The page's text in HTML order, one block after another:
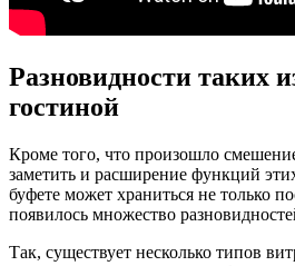
Разновидности таких
гостиной
Кроме того, что произошло
заметить и расширение функций
буфете может храниться не только
появилось множество
Так, существует несколько типов